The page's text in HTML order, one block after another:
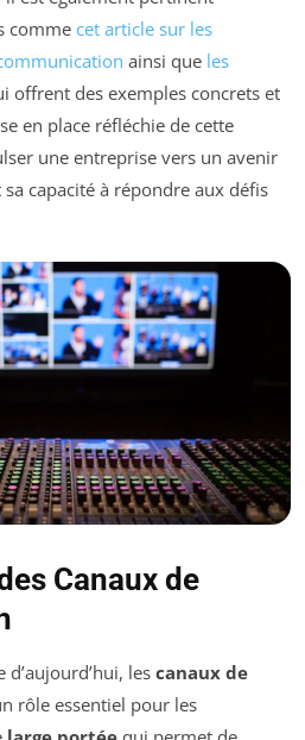
comme cet article sur les
ainsi que les
offrent des exemples concrets et
en place réfléchie de cette
une entreprise vers un avenir
capacité à répondre aux défis
Canaux de
les canaux de
rôle essentiel pour les